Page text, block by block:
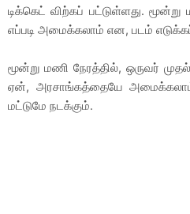
டிக்கெட் விற்கப் பட்டுள்ளது.
எப்படி அமைக்கலாம் என, படம்
மூன்று மணி நேரத்தில், ஒருவர்
ஏன், அரசாங்கத்தையே
மட்டுமே நடக்கும்.